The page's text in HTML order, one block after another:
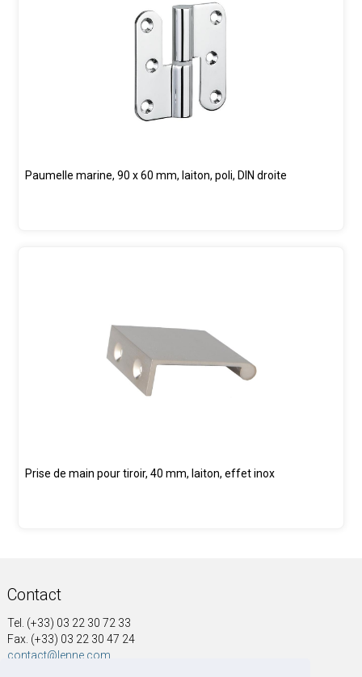
Paumelle marine, 90 x 60 mm, laiton, poli, DIN droite
Prise de main pour tiroir, 40 mm, laiton, effet inox
Contact
Tel. (+33) 03 22 30 72 33
Fax. (+33) 03 22 30 47 24
contact@lenne.com